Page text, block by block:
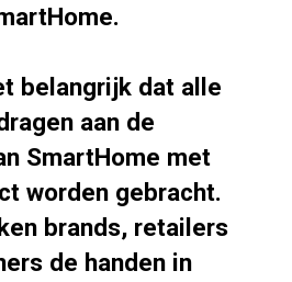
belangrijk dat alle
aan de
SmartHome met
worden gebracht.
brands, retailers
de handen in